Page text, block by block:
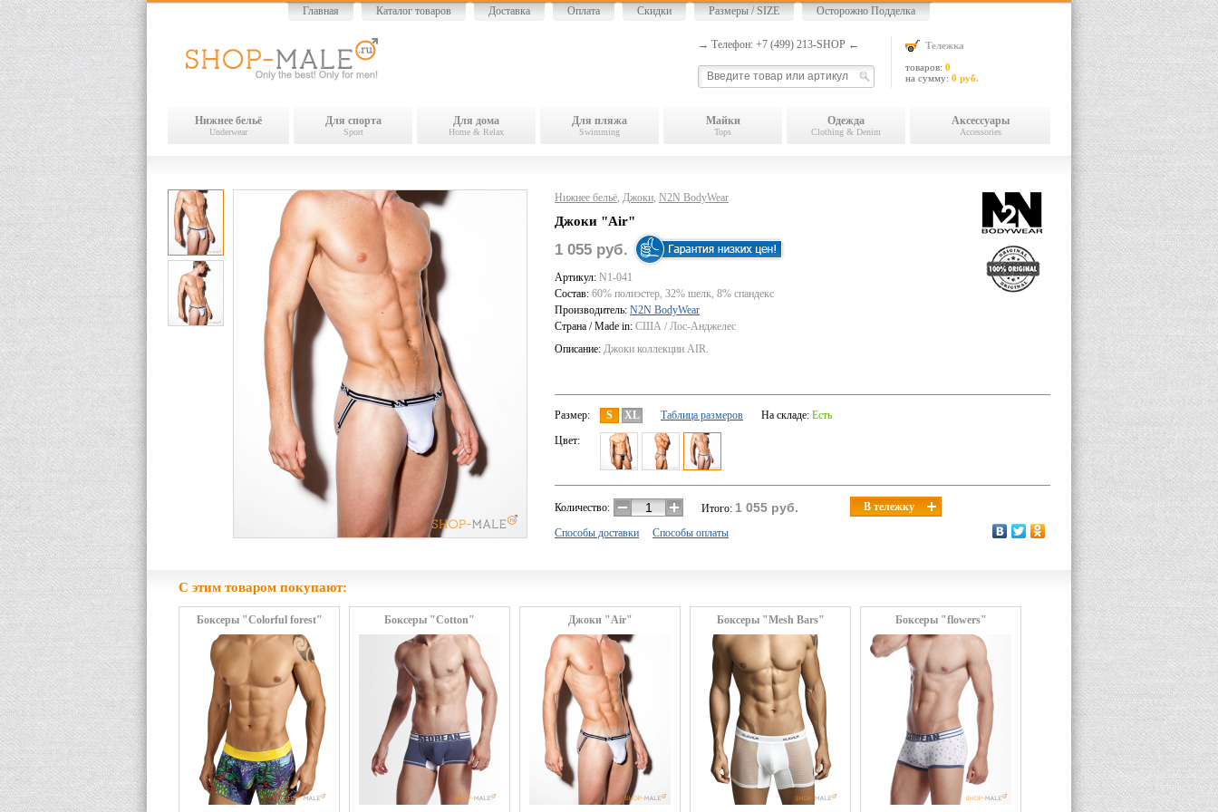
Главная Каталог товаров Доставка Оплата Скидки Размеры / SIZE Осторожно Подделка
Тележка
товаров: 0
на сумму: 0 руб.
→ Телефон: +7 (499) 213-SHOP ←
Нижнее бельё
Underwear
Для спорта
Sport
Для дома
Home & Relax
Для пляжа
Swimming
Майки
Tops
Одежда
Clothing & Denim
Аксессуары
Accessories
Нижнее бельё, Джоки, N2N BodyWear
Джоки "Air"
1 055 руб.
Артикул: N1-041
Состав: 60% полиэстер, 32% шелк, 8% спандекс
Производитель: N2N BodyWear
Страна / Made in: США / Лос-Анджелес
Описание: Джоки коллекции AIR.
Размер: S XL Таблица размеров На складе: Есть
Цвет:
Количество: Итого: 1 055 руб. В тележку
Способы доставки Способы оплаты
С этим товаром покупают:
Боксеры "Colorful forest" Боксеры "Cotton" Джоки "Air" Боксеры "Mesh Bars" Боксеры "flowers"